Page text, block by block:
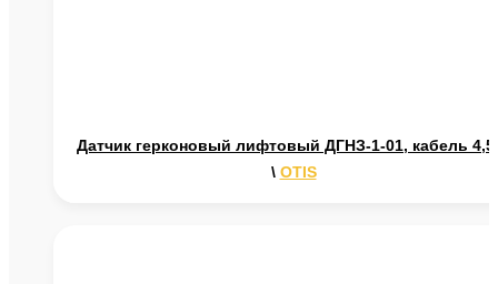
Датчик герконовый лифтовый ДГНЗ-1-01, кабель
\ OTIS